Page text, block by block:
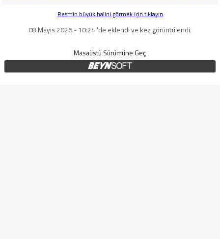
Resmin büyük halini görmek için tıklayın
08 Mayıs 2026 - 10:24 'de eklendi ve kez görüntülendi.
Masaüstü Sürümüne Geç